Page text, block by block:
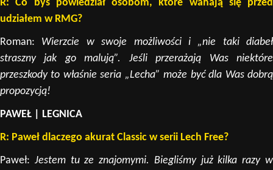
R: Co byś powiedział osobom, które wahają się przed
udziałem w RMG?
Roman: Wierzcie w swoje możliwości i „nie taki diabeł
straszny jak go malują”. Jeśli przerażają Was niektóre
przeszkody to właśnie seria „Lecha” może być dla Was dobrą
propozycją!
PAWEŁ | LEGNICA
R: Paweł dlaczego akurat Classic w serii Lech Free?
Paweł: Jestem tu ze znajomymi. Biegliśmy już kilka razy w